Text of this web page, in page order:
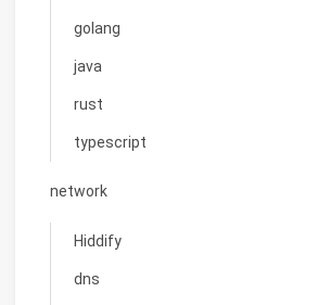
golang
java
rust
typescript
network
Hiddify
dns